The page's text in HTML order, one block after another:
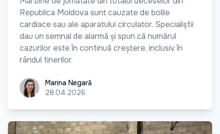
Republica Moldova sunt cauzate de bolile
cardiace sau ale aparatului circulator. Specialiștii
dau un semnal de alarmă și spun că numărul
cazurilor este în continuă creștere, inclusiv în
rândul tinerilor.
Marina Negară
Marina Negară
28.04.2026